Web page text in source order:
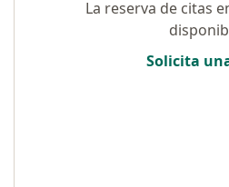
La reserva de citas
Solicita